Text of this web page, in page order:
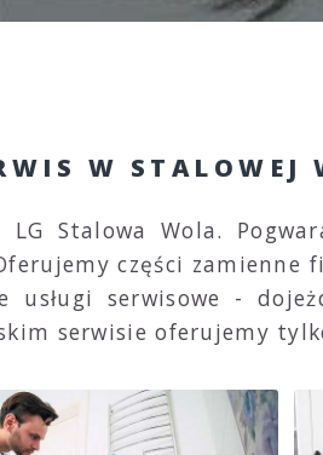
W STALOWEJ
LG Stalowa Wola.
części zamienne
usługi serwisowe -
serwisie oferujemy